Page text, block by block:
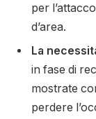
per
d’area.
La
in fase di
mostrate
perdere